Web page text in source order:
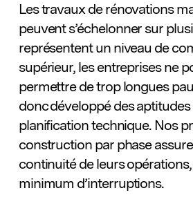
Les travaux de rénovations
peuvent s’échelonner sur
représentent un niveau de
supérieur, les entreprises ne
permettre de trop longues
donc développé des
planification technique. Nos
construction par phase
continuité de leurs opérations,
minimum d’interruptions.